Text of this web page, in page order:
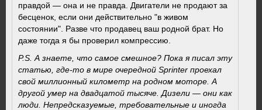
правдой — она и не правда. Двигатели не продают за
бесценок, если они действительно "в живом
состоянии". Разве что продавец ваш родной брат. Но
даже тогда я бы проверил компрессию.
P.S. А знаете, что самое смешное? Пока я писал эту
статью, где-то в мире очередной Sprinter проехал
свой миллионный километр на родном моторе. А
другой умер на двадцатой тысяче. Дизели — они как
люди. Непредсказуемые, требовательные и иногда